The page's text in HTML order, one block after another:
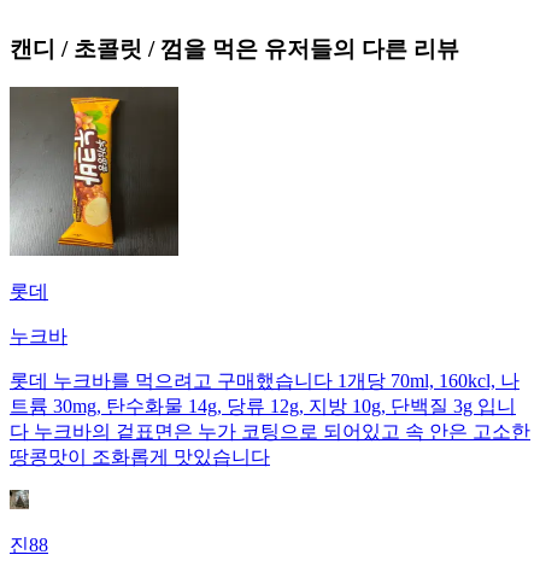
캔디 / 초콜릿 / 껌을 먹은 유저들의 다른 리뷰
롯데
누크바
롯데 누크바를 먹으려고 구매했습니다 1개당 70ml, 160kcl, 나
트륨 30mg, 탄수화물 14g, 당류 12g, 지방 10g, 단백질 3g 입니
다 누크바의 겉표면은 누가 코팅으로 되어있고 속 안은 고소한
땅콩맛이 조화롭게 맛있습니다
진88